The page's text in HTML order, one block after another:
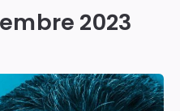
2023